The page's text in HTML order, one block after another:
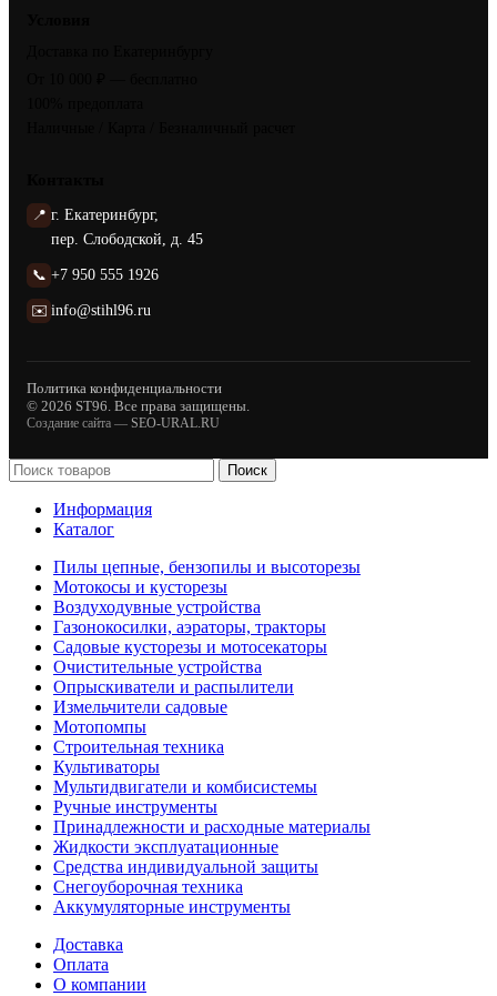
📍 г. Екатеринбург,
пер. Слободской, д. 45
📞 +7 950 555 1926
✉️ info@stihl96.ru
Политика конфиденциальности
© 2026 ST96. Все права защищены.
Создание сайта — SEO-URAL.RU
Поиск
Информация
Каталог
Пилы цепные, бензопилы и высоторезы
Мотокосы и кусторезы
Воздуходувные устройства
Газонокосилки, аэраторы, тракторы
Садовые кусторезы и мотосекаторы
Очистительные устройства
Опрыскиватели и распылители
Измельчители садовые
Мотопомпы
Строительная техника
Культиваторы
Мультидвигатели и комбисистемы
Ручные инструменты
Принадлежности и расходные материалы
Жидкости эксплуатационные
Средства индивидуальной защиты
Снегоуборочная техника
Аккумуляторные инструменты
Доставка
Оплата
О компании